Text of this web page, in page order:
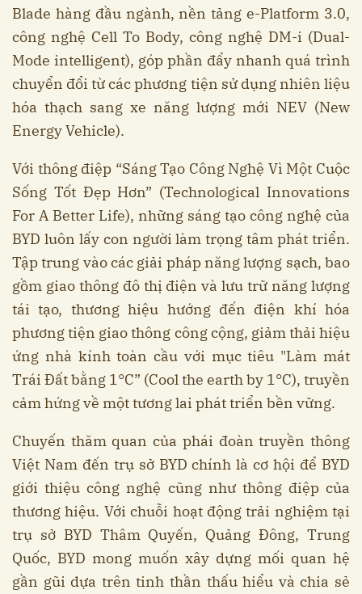
Blade hàng đầu ngành, nền tảng e-Platform 3.0,
công nghệ Cell To Body, công nghệ DM-i (Dual-
Mode intelligent), góp phần đẩy nhanh quá trình
chuyển đổi từ các phương tiện sử dụng nhiên liệu
hóa thạch sang xe năng lượng mới NEV (New
Energy Vehicle).
Với thông điệp “Sáng Tạo Công Nghệ Vì Một Cuộc
Sống Tốt Đẹp Hơn” (Technological Innovations
For A Better Life), những sáng tạo công nghệ của
BYD luôn lấy con người làm trọng tâm phát triển.
Tập trung vào các giải pháp năng lượng sạch, bao
gồm giao thông đô thị điện và lưu trữ năng lượng
tái tạo, thương hiệu hướng đến điện khí hóa
phương tiện giao thông công cộng, giảm thải hiệu
ứng nhà kính toàn cầu với mục tiêu "Làm mát
Trái Đất bằng 1°C” (Cool the earth by 1°C), truyền
cảm hứng về một tương lai phát triển bền vững.
Chuyến thăm quan của phái đoàn truyền thông
Việt Nam đến trụ sở BYD chính là cơ hội để BYD
giới thiệu công nghệ cũng như thông điệp của
thương hiệu. Với chuỗi hoạt động trải nghiệm tại
trụ sở BYD Thâm Quyến, Quảng Đông, Trung
Quốc, BYD mong muốn xây dựng mối quan hệ
gần gũi dựa trên tinh thần thấu hiểu và chia sẻ